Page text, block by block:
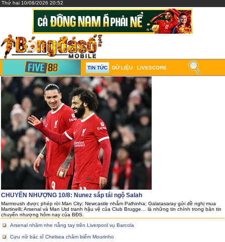
Thứ hai 10/08/2026 20:52
TIN TỨC DỮ LIỆU LIVESCORE
CHUYỂN NHƯỢNG 10/8: Nunez sắp tái ngộ Salah
Marmoush được phép rời Man City; Newcastle nhắm Palhinha; Galatasaray gửi đề nghị mua
Martinelli; Arsenal và Man Utd tranh hậu vệ của Club Brugge… là những tin chính trong bản tin
chuyển nhượng hôm nay của BĐS.
Arsenal nhăm nhe nẫng tay trên Liverpool vụ Barcola
Cựu nữ bác sĩ Chelsea châm biếm Mourinho